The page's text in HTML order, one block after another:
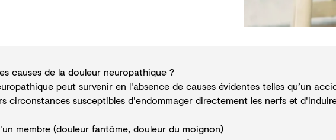
causes de la douleur neuropathique ?
peut survenir en l'absence de causes évidentes telles qu’un
circonstances susceptibles d'endommager directement les nerfs et
membre (douleur fantôme, douleur du moignon)